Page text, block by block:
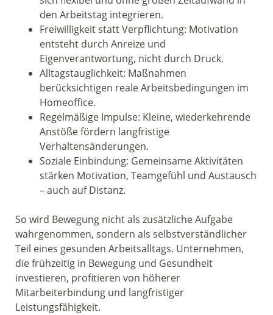
den Arbeitstag integrieren.
Freiwilligkeit statt Verpflichtung: Motivation
entsteht durch Anreize und
Eigenverantwortung, nicht durch Druck.
Alltagstauglichkeit: Maßnahmen
berücksichtigen reale Arbeitsbedingungen im
Homeoffice.
Regelmäßige Impulse: Kleine, wiederkehrende
Anstöße fördern langfristige
Verhaltensänderungen.
Soziale Einbindung: Gemeinsame Aktivitäten
stärken Motivation, Teamgefühl und Austausch
– auch auf Distanz.
So wird Bewegung nicht als zusätzliche Aufgabe
wahrgenommen, sondern als selbstverständlicher
Teil eines gesunden Arbeitsalltags. Unternehmen,
die frühzeitig in Bewegung und Gesundheit
investieren, profitieren von höherer
Mitarbeiterbindung und langfristiger
Leistungsfähigkeit.